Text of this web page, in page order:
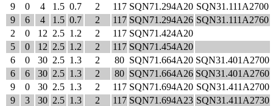
9
0 4 1.5 0.7 2 117 SQN71.294A20 SQN31.111A2700
9
6 4 1.5 0.7 2 117 SQN71.294A26 SQN31.111A2760
2
0 12 2.5 1.2 2 117 SQN71.424A20
5
0 12 2.5 1.2 2 117 SQN71.454A20
6
0 30 2.5 1.3 2 80 SQN71.664A20 SQN31.401A2700
6
6 30 2.5 1.3 2 80 SQN71.664A26 SQN31.401A2760
9
0 30 2.5 1.3 2 117 SQN71.694A20 SQN31.411A2700
9
3 30 2.5 1.3 2 117 SQN71.694A23 SQN31.411A2730